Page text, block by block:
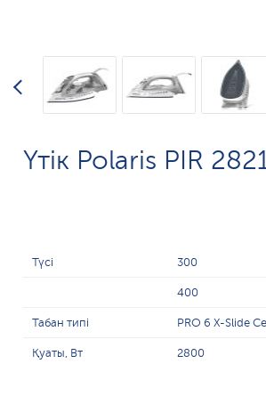
Үтік Polaris PIR
Түсі 300
400
Табан типі PRO 6 X-Slide
Қуаты, Вт 2800